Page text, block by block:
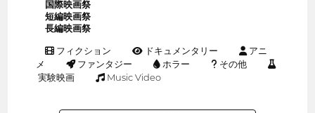
国際映画祭
短編映画祭
長編映画祭
フィクション ドキュメンタリー
アニ
メ
ファンタジー ホラー
その他
実験映画
Music Video